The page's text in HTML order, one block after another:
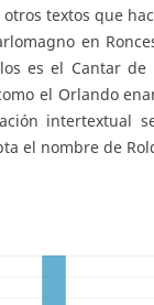
textos que
en
es el Cantar de
el Orlando
intertextual
el nombre de